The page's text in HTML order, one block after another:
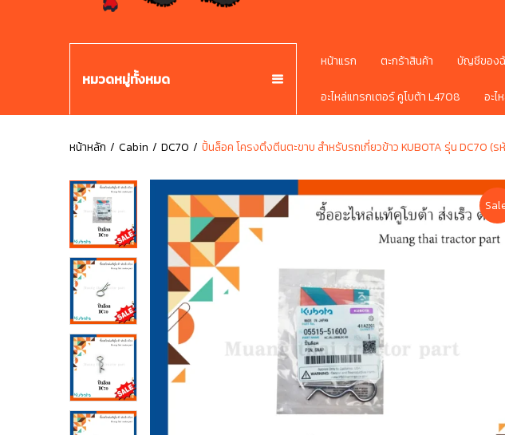
หมวดหมู่ทั้งหมด
หน้าแรก ตะกร้าสินค้า บัญชีของ
อะไหล่แทรกเตอร์ คูโบต้า L4708 อะไ
หน้าหลัก Cabin DC70 ปิ้นล็อค โครงตึงตีนตะขาบ สำหรับรถเกี่ยวข้าว KUBOTA รุ่น DC70 (